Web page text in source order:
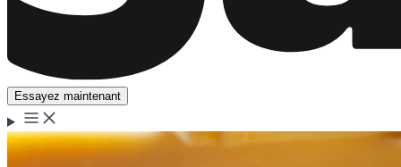
Essayez maintenant